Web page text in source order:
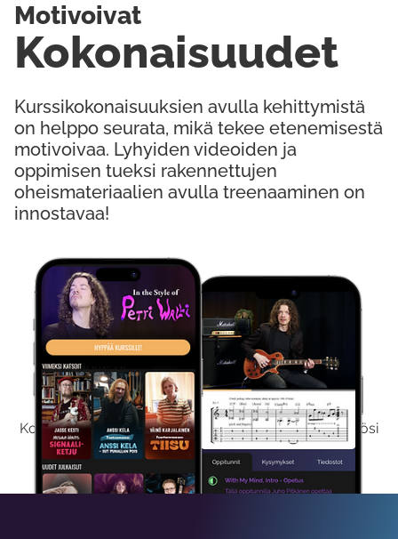
Kokeile Ilmaiseksi
Kokeilemalla ilmaiseksi saat koko sisältömme käyttöösi
viikon ajaksi.
Kurssikokonaisuuksien avulla kehittymistä
on helppo seurata, mikä tekee etenemisestä
motivoivaa. Lyhyiden videoiden ja
oppimisen tueksi rakennettujen
oheismateriaalien avulla treenaaminen on
innostavaa!
Kokonaisuudet
Motivoivat